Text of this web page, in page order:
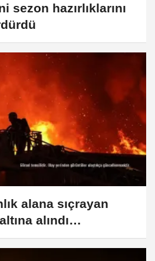
sezon hazırlıklarını
alana sıçrayan
alındı